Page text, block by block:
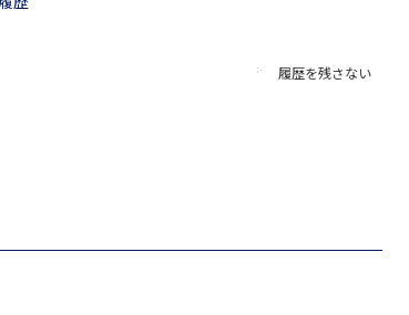
履歴を残さない